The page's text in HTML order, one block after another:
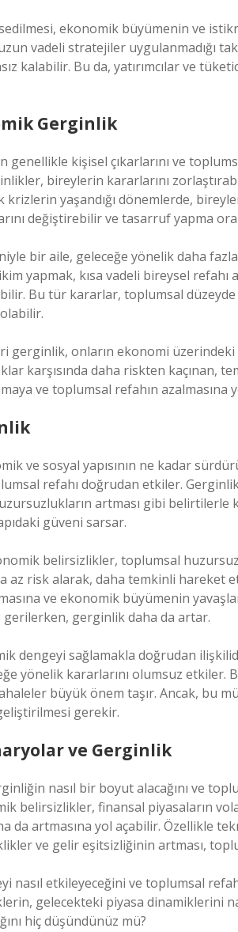
ekonomik büyümenin ve
vadeli stratejiler uygulanmadığı
kalabilir. Bu da, yatırımcılar ve
Gerginlik
kişisel çıkarlarını ve
bireylerin kararlarını
yaşandığı dönemlerde,
değiştirebilir ve tasarruf yapma
bir aile, geleceğe yönelik daha
yapmak, kısa vadeli bireysel refahı
Bu tür kararlar, toplumsal düzeyde
onların ekonomi üzerindeki
karşısında daha riskten kaçınan,
ve toplumsal refahın azalmasına
ve sosyal yapısının ne kadar
refahı doğrudan etkiler.
artması gibi belirtilerle
güveni sarsar.
belirsizlikler, toplumsal
az risk alarak, daha temkinli hareket
ve ekonomik büyümenin
gerginlik daha da artar.
dengeyi sağlamakla doğrudan
yönelik kararlarını olumsuz etkiler.
büyük önem taşır. Ancak, bu
gerekir.
ve Gerginlik
nasıl bir boyut alacağını ve
belirsizlikler, finansal piyasaların
artmasına yol açabilir. Özellikle
ve gelir eşitsizliğinin artması,
etkileyeceğini ve toplumsal
gelecekteki piyasa dinamiklerini
hiç düşündünüz mü?